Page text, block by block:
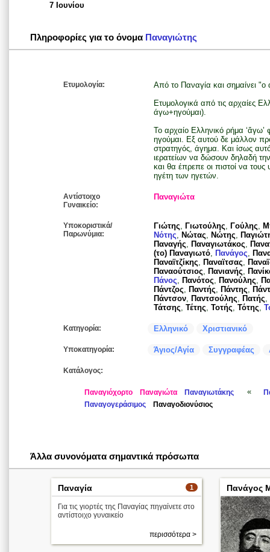
7 Ιουνίου
Πληροφορίες για το όνομα Παναγιώτης
Ετυμολογία:
Από το Παναγία και σημαίνει
Ετυμολογικά από τις αρχαίες
άγω+ηγούμαι).
Το αρχαίο Ελληνικό ρήμα ‘ἄγω’
ηγούμαι. Εξ αυτού δε μάλλον
στρατηγός, άγημα. Και ίσως
ιερατείων να δώσουν δηλαδή
και θα έπρεπε οι πιστοί να
ηγέτη των ηγετών.
Αντίστοιχο
Γυναικείο:
Παναγιώτα
Υποκοριστικά/
Παρωνύμια:
Γιώτης, Γιωτούλης, Γούλης,
Νότης, Νώτας, Νώτης,
Παναγής, Παναγιωτάκoς,
(το) Παναγιωτό, Πανάγος,
Παναϊτζίκης, Παναϊτσας,
Παναούτσιος, Πανιανής,
Πάνος, Πανότος, Πανούλης,
Πάντζος, Παντής, Πάντης,
Πάντσον, Παντσούλης, Πατής,
Τάτσης, Τέτης, Τοτής, Τότης,
Κατηγορία: Ελληνικό Χριστιανικό
Υποκατηγορία: Άγιος/Αγία Συγγραφέας
Κατάλογος:
Παναγιόχορτο Παναγιώτα Παναγιωτάκης «
Παναγογεράσιμος
Παναγοδιονύσιος
Άλλα συνονόματα σημαντικά πρόσωπα
1
Παναγία
Για τις γιορτές της Παναγίας πηγαίνετε στο
αντίστοιχο γυναικείο
περισσότερα >
Πανάγος